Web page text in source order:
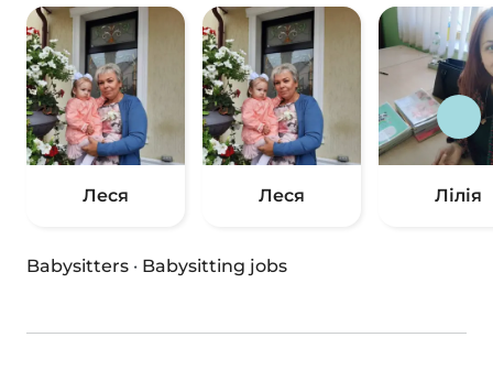
Леся Леся Лілія
Babysitters · Babysitting jobs